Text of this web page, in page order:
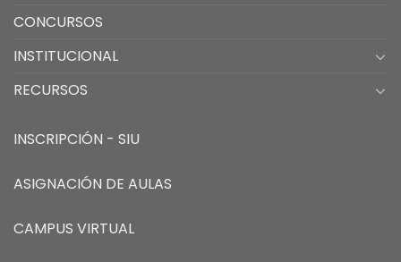
CONCURSOS
INSTITUCIONAL
RECURSOS
INSCRIPCIÓN - SIU
ASIGNACIÓN DE AULAS
CAMPUS VIRTUAL